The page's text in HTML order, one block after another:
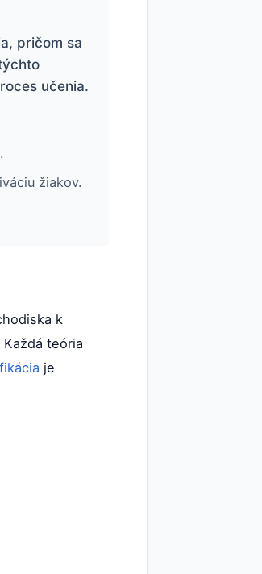
pričom sa
učenia.
žiakov.
k
teória
je